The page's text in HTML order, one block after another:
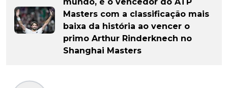
Masters com a classificação mais
baixa da história ao vencer o
primo Arthur Rinderknech no
Shanghai Masters